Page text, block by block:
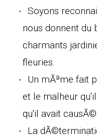
Soyons
nous donnent du
charmants
fleuries.
Un mÃªme fait
et le malheur
qu'il avait causÃ©.
La